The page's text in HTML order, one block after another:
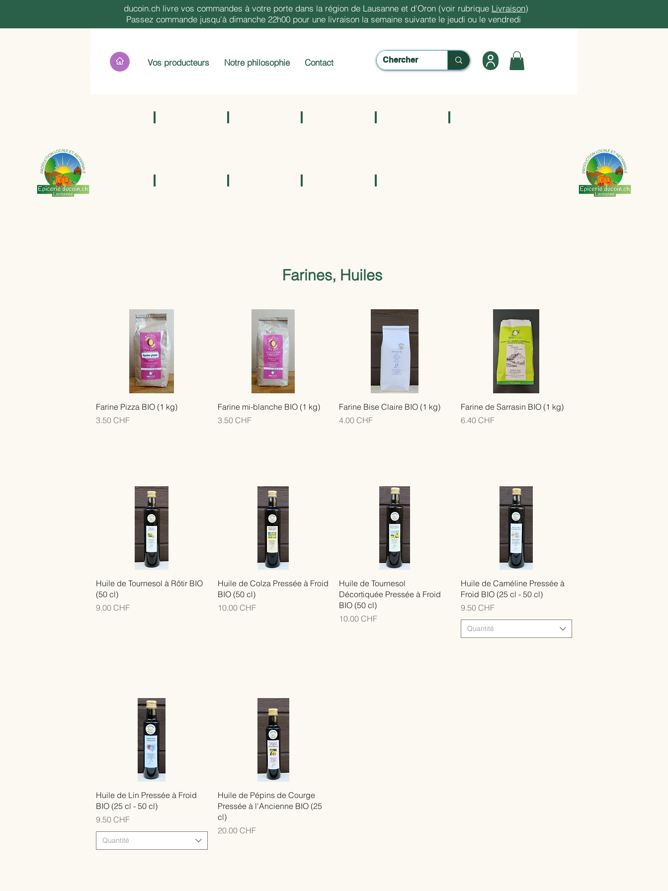
ducoin.ch livre vos commandes à votre porte dans la région de Lausanne et d'Oron (voir rubrique Livraison)
Passez commande jusqu'à dimanche 22h00 pour une livraison la semaine suivante le jeudi ou le vendredi
Vos producteurs Notre philosophie Contact
Farines, Huiles
Farine Pizza BIO (1 kg)
Prix
3.50 CHF
Farine mi-blanche BIO (1 kg)
Prix
3.50 CHF
Farine Bise Claire BIO (1 kg)
Prix
4.00 CHF
Farine de Sarrasin BIO (1 kg)
Prix
6.40 CHF
Huile de Tournesol à Rôtir BIO
(50 cl)
Prix
9.00 CHF
Huile de Colza Pressée à Froid
BIO (50 cl)
Prix
10.00 CHF
Huile de Tournesol
Décortiquée Pressée à Froid
BIO (50 cl)
Prix
10.00 CHF
Huile de Caméline Pressée à
Froid BIO (25 cl - 50 cl)
Prix
9.50 CHF
Quantité
Huile de Lin Pressée à Froid
BIO (25 cl - 50 cl)
Prix
9.50 CHF
Quantité
Huile de Pépins de Courge
Pressée à l'Ancienne BIO (25
cl)
Prix
20.00 CHF